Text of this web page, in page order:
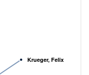
Krueger, Felix